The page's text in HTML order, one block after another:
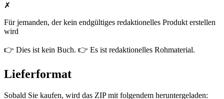
✗
Für jemanden, der kein endgültiges redaktionelles Produkt erstellen
wird
👉 Dies ist kein Buch. 👉 Es ist redaktionelles Rohmaterial.
Lieferformat
Sobald Sie kaufen, wird das ZIP mit folgendem heruntergeladen: